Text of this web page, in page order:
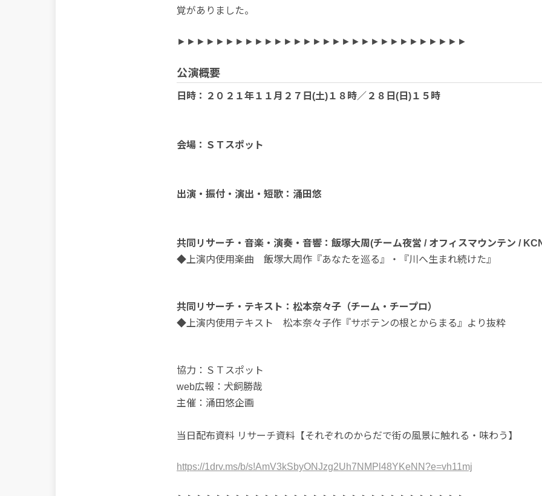
覚がありました。
►►►►►►►►►►►►►►►►►►►►►►►►►►►►►►
公演概要
日時：２０２１年１１月２７日(土)１８時／２８日(日)１５時
会場：ＳＴスポット
出演・振付・演出・短歌：涌田悠
共同リサーチ・音楽・演奏・音響：飯塚大周(チーム夜営 / オフィスマウンテン /
◆上演内使用楽曲 飯塚大周作『あなたを巡る』・『川へ生まれ続けた』
共同リサーチ・テキスト：松本奈々子（チーム・チープロ）
◆上演内使用テキスト 松本奈々子作『サボテンの根とからまる』より抜粋
協力：ＳＴスポット
web広報：犬飼勝哉
主催：涌田悠企画
当日配布資料 リサーチ資料【それぞれのからだで街の風景に触れる・味わう】
https://1drv.ms/b/s!AmV3kSbyONJzg2Uh7NMPl48YKeNN?e=vh11mj